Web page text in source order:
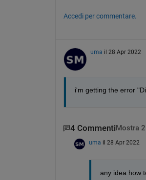
Accedi per commentare.
uma il 28 Apr 2022
i'm getting the error
4 Commenti Mostra
uma il 28 Apr 2022
any idea how